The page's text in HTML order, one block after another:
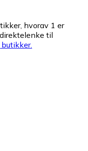
hvorav 1 er
til